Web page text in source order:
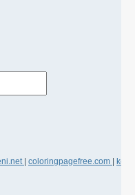
coloringpagefree.com